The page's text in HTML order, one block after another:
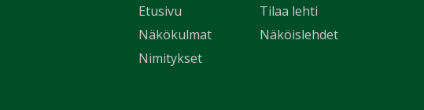
Etusivu
Näkökulmat
Nimitykset
Tilaa lehti
Näköislehdet